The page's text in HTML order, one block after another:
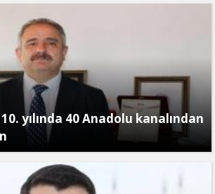
yılında 40 Anadolu kanalından